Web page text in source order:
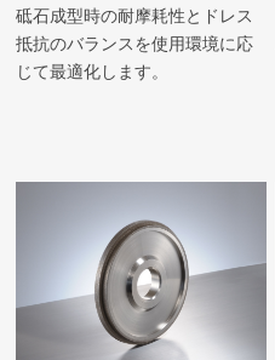
砥石成型時の耐摩耗性とドレス
抵抗のバランスを使用環境に応
じて最適化します。